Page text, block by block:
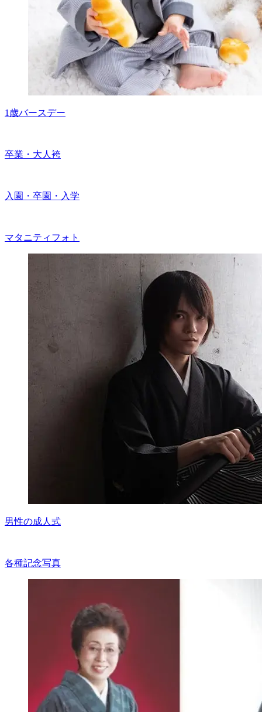
1歳バースデー
卒業・大人袴
入園・卒園・入学
マタニティフォト
男性の成人式
各種記念写真